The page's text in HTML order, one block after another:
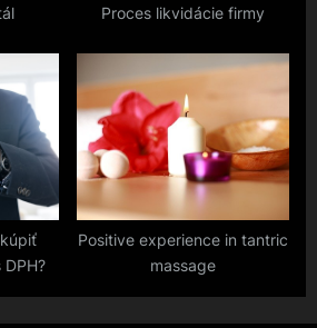
Proces likvidácie firmy
Positive experience in tantric
massage